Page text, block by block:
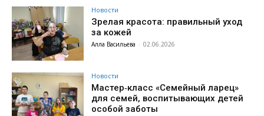
Новости
Зрелая красота: правильный уход
за кожей
Алла Васильева - 02.06.2026
Новости
Мастер‑класс «Семейный ларец»
для семей, воспитывающих детей
особой заботы